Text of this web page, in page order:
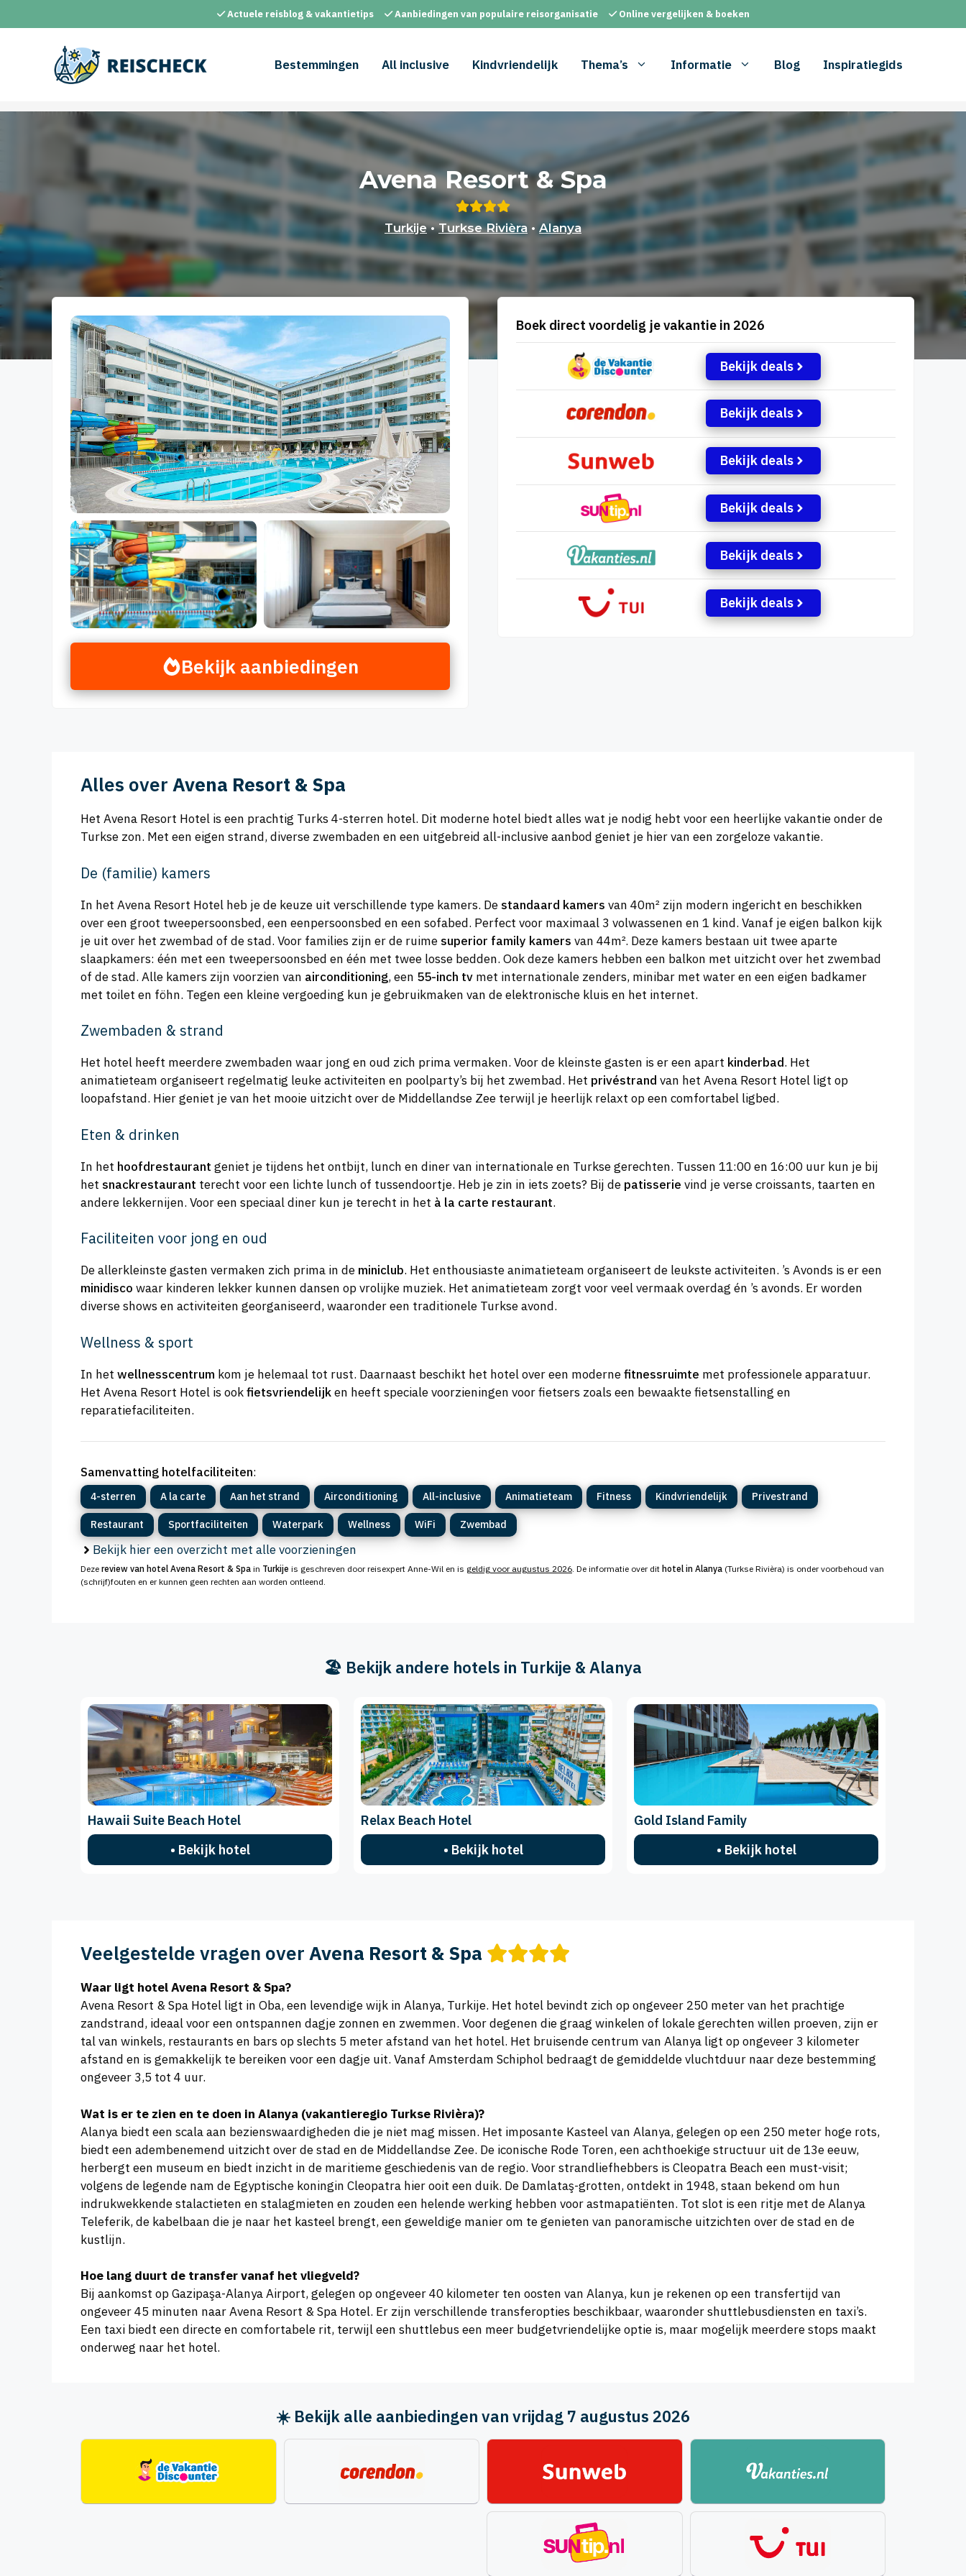
naar
Actuele reisblog & vakantietips Aanbiedingen van populaire reisorganisatie Online vergelijken & boeken
Bestemmingen All inclusive Kindvriendelijk Thema’s Informatie Blog Inspiratiegids
Avena Resort & Spa
Turkije•Turkse Rivièra • Alanya
Bekijk aanbiedingen
Boek direct voordelig je vakantie in 2026
Bekijk deals
Bekijk deals
Bekijk deals
Bekijk deals
Bekijk deals
Bekijk deals
Alles over Avena Resort & Spa
Het Avena Resort Hotel is een prachtig Turks 4-sterren hotel. Dit moderne hotel biedt alles wat je nodig hebt voor een heerlijke vakantie onder de
Turkse zon. Met een eigen strand, diverse zwembaden en een uitgebreid all-inclusive aanbod geniet je hier van een zorgeloze vakantie.
De (familie) kamers
In het Avena Resort Hotel heb je de keuze uit verschillende type kamers. De standaard kamers van 40m² zijn modern ingericht en beschikken
over een groot tweepersoonsbed, een eenpersoonsbed en een sofabed. Perfect voor maximaal 3 volwassenen en 1 kind. Vanaf je eigen balkon kijk
je uit over het zwembad of de stad. Voor families zijn er de ruime superior family kamers van 44m². Deze kamers bestaan uit twee aparte
slaapkamers: één met een tweepersoonsbed en één met twee losse bedden. Ook deze kamers hebben een balkon met uitzicht over het zwembad
of de stad. Alle kamers zijn voorzien van airconditioning, een 55-inch tv met internationale zenders, minibar met water en een eigen badkamer
met toilet en föhn. Tegen een kleine vergoeding kun je gebruikmaken van de elektronische kluis en het internet.
Zwembaden & strand
Het hotel heeft meerdere zwembaden waar jong en oud zich prima vermaken. Voor de kleinste gasten is er een apart kinderbad. Het
animatieteam organiseert regelmatig leuke activiteiten en poolparty’s bij het zwembad. Het privéstrand van het Avena Resort Hotel ligt op
loopafstand. Hier geniet je van het mooie uitzicht over de Middellandse Zee terwijl je heerlijk relaxt op een comfortabel ligbed.
Eten & drinken
In het hoofdrestaurant geniet je tijdens het ontbijt, lunch en diner van internationale en Turkse gerechten. Tussen 11:00 en 16:00 uur kun je bij
het snackrestaurant terecht voor een lichte lunch of tussendoortje. Heb je zin in iets zoets? Bij de patisserie vind je verse croissants, taarten en
andere lekkernijen. Voor een speciaal diner kun je terecht in het à la carte restaurant.
Faciliteiten voor jong en oud
De allerkleinste gasten vermaken zich prima in de miniclub. Het enthousiaste animatieteam organiseert de leukste activiteiten. ’s Avonds is er een
minidisco waar kinderen lekker kunnen dansen op vrolijke muziek. Het animatieteam zorgt voor veel vermaak overdag én ’s avonds. Er worden
diverse shows en activiteiten georganiseerd, waaronder een traditionele Turkse avond.
Wellness & sport
In het wellnesscentrum kom je helemaal tot rust. Daarnaast beschikt het hotel over een modernefitnessruimte met professionele apparatuur.
Het Avena Resort Hotel is ookfietsvriendelijken heeft speciale voorzieningen voor fietsers zoals een bewaakte fietsenstalling en
reparatiefaciliteiten.
Samenvatting hotelfaciliteiten:
4-sterren A la carte Aan het strand Airconditioning All-inclusive Animatieteam Fitness Kindvriendelijk Privestrand
Restaurant Sportfaciliteiten Waterpark Wellness WiFi Zwembad
Bekijk hier een overzicht met alle voorzieningen
Deze review van hotel Avena Resort & Spa in Turkije is geschreven door reisexpert Anne-Wil en is geldig voor augustus 2026 . De informatie over dit hotel in Alanya (Turkse Rivièra) is onder voorbehoud van
(schrijf)fouten en er kunnen geen rechten aan worden ontleend.
🏖️ Bekijk andere hotels in Turkije & Alanya
Hawaii Suite Beach Hotel
• Bekijk hotel
Relax Beach Hotel
• Bekijk hotel
Gold Island Family
• Bekijk hotel
Veelgestelde vragen over Avena Resort & Spa
Waar ligt hotel Avena Resort & Spa?
Avena Resort & Spa Hotel ligt in Oba, een levendige wijk in Alanya, Turkije. Het hotel bevindt zich op ongeveer 250 meter van het prachtige
zandstrand, ideaal voor een ontspannen dagje zonnen en zwemmen. Voor degenen die graag winkelen of lokale gerechten willen proeven, zijn er
tal van winkels, restaurants en bars op slechts 5 meter afstand van het hotel. Het bruisende centrum van Alanya ligt op ongeveer 3 kilometer
afstand en is gemakkelijk te bereiken voor een dagje uit. Vanaf Amsterdam Schiphol bedraagt de gemiddelde vluchtduur naar deze bestemming
ongeveer 3,5 tot 4 uur.
Wat is er te zien en te doen in Alanya (vakantieregio Turkse Rivièra)?
Alanya biedt een scala aan bezienswaardigheden die je niet mag missen. Het imposante Kasteel van Alanya, gelegen op een 250 meter hoge rots,
biedt een adembenemend uitzicht over de stad en de Middellandse Zee. De iconische Rode Toren, een achthoekige structuur uit de 13e eeuw,
herbergt een museum en biedt inzicht in de maritieme geschiedenis van de regio. Voor strandliefhebbers is Cleopatra Beach een must-visit;
volgens de legende nam de Egyptische koningin Cleopatra hier ooit een duik. De Damlataş-grotten, ontdekt in 1948, staan bekend om hun
indrukwekkende stalactieten en stalagmieten en zouden een helende werking hebben voor astmapatiënten. Tot slot is een ritje met de Alanya
Teleferik, de kabelbaan die je naar het kasteel brengt, een geweldige manier om te genieten van panoramische uitzichten over de stad en de
kustlijn.
Hoe lang duurt de transfer vanaf het vliegveld?
Bij aankomst op Gazipaşa-Alanya Airport, gelegen op ongeveer 40 kilometer ten oosten van Alanya, kun je rekenen op een transfertijd van
ongeveer 45 minuten naar Avena Resort & Spa Hotel. Er zijn verschillende transferopties beschikbaar, waaronder shuttlebusdiensten en taxi’s.
Een taxi biedt een directe en comfortabele rit, terwijl een shuttlebus een meer budgetvriendelijke optie is, maar mogelijk meerdere stops maakt
onderweg naar het hotel.
☀️ Bekijk alle aanbiedingen van vrijdag 7 augustus 2026